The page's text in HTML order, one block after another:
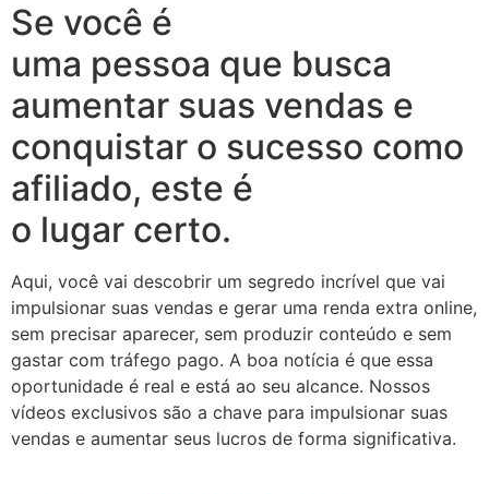
Se você é
uma pessoa que busca
aumentar suas vendas e
conquistar o sucesso como
afiliado, este é
o lugar certo.
Aqui, você vai descobrir um segredo incrível que vai
impulsionar suas vendas e gerar uma renda extra online,
sem precisar aparecer, sem produzir conteúdo e sem
gastar com tráfego pago. A boa notícia é que essa
oportunidade é real e está ao seu alcance. Nossos
vídeos exclusivos são a chave para impulsionar suas
vendas e aumentar seus lucros de forma significativa.